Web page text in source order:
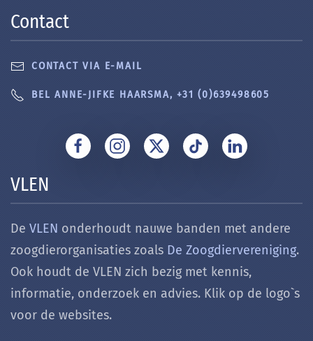
Contact
CONTACT VIA E-MAIL
BEL ANNE-JIFKE HAARSMA, +31 (0)639498605
VLEN
De VLEN onderhoudt nauwe banden met andere
zoogdierorganisaties zoals De Zoogdiervereniging.
Ook houdt de VLEN zich bezig met kennis,
informatie, onderzoek en advies. Klik op de logo`s
voor de websites.